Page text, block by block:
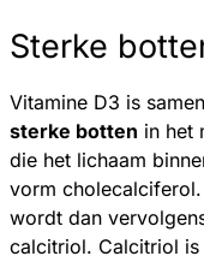
Sterke
Vitamine D3 is
sterke botten in het
die het lichaam
vorm
wordt dan
calcitriol. Calcitriol